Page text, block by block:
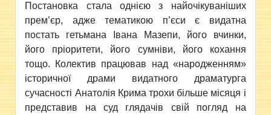
Постановка стала однією з найочікуваніших
прем’єр, адже тематикою п’єси є видатна
постать гетьмана Івана Мазепи, його вчинки,
його пріоритети, його сумніви, його кохання
тощо. Колектив працював над «народженням»
історичної драми видатного драматурга
сучасності Анатолія Крима трохи більше місяця і
представив на суд глядачів свій погляд на